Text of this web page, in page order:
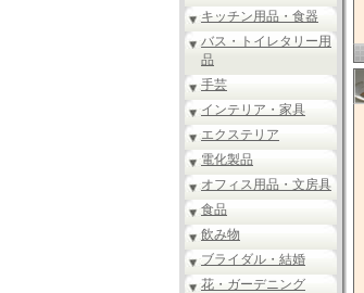
キッチン用品・食器
バス・トイレタリー用
品
手芸
インテリア・家具
エクステリア
電化製品
オフィス用品・文房具
食品
飲み物
ブライダル・結婚
花・ガーデニング